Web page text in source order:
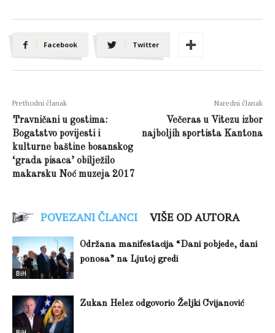
Facebook Twitter
Prethodni članak
Travničani u gostima:
Bogatstvo povijesti i
kulturne baštine bosanskog
‘grada pisaca’ obilježilo
makarsku Noć muzeja 2017
Naredni članak
Večeras u Vitezu izbor
najboljih sportista Kantona
POVEZANI ČLANCI VIŠE OD AUTORA
BiH
Održana manifestacija “Dani pobjede, dani
ponosa” na Ljutoj gredi
Zukan Helez odgovorio Željki Cvijanović